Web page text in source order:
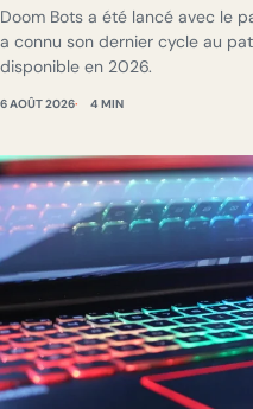
Doom Bots a été lancé avec le
a connu son dernier cycle au
disponible en 2026.
6 AOÛT 2026 4 MIN